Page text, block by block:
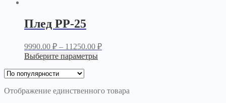
Плед PP-25
9990.00 ₽ – 11250.00 ₽
Выберите параметры
Отображение единственного товара